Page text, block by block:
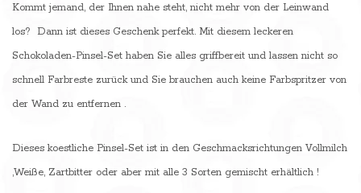
Kommt jemand, der Ihnen nahe steht, nicht mehr von der Leinwand
los? Dann ist dieses Geschenk perfekt. Mit diesem leckeren
Schokoladen-Pinsel-Set haben Sie alles griffbereit und lassen nicht so
schnell Farbreste zurück und Sie brauchen auch keine Farbspritzer von
der Wand zu entfernen .
Dieses koestliche Pinsel-Set ist in den Geschmacksrichtungen Vollmilch
,Weiße, Zartbitter oder aber mit alle 3 Sorten gemischt erhältlich !